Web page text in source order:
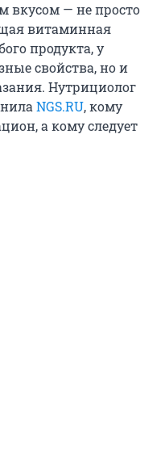
вкусом — не просто
витаминная
продукта, у
свойства, но и
Нутрициолог
NGS.RU, кому
а кому следует